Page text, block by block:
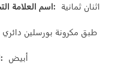
اسم العلامة التجارية: اثنان ثمانية
طبق مكرونة بورسلين دائري
اللون: أبيض